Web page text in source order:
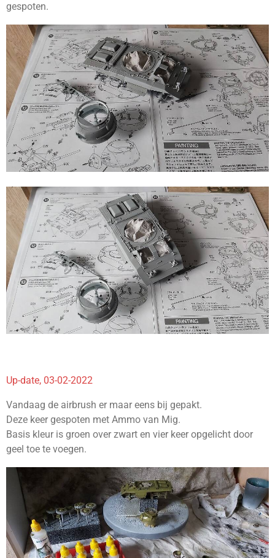
gespoten.
Up-date, 03-02-2022
Vandaag de airbrush er maar eens bij gepakt.
Deze keer gespoten met Ammo van Mig.
Basis kleur is groen over zwart en vier keer opgelicht door
geel toe te voegen.